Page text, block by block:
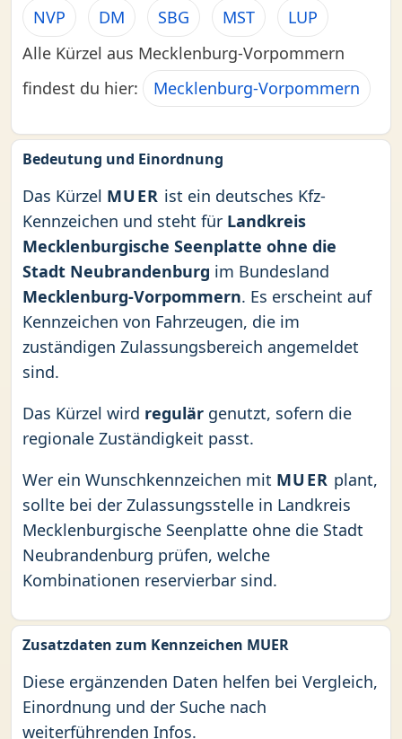
NVP DM SBG MST
LUP
Alle Kürzel aus Mecklenburg-Vorpommern
findest du hier:
Mecklenburg-Vorpommern
Bedeutung und Einordnung
Das Kürzel MUER ist ein deutsches Kfz-
Kennzeichen und steht für Landkreis
Mecklenburgische Seenplatte ohne die
Stadt Neubrandenburg im Bundesland
Mecklenburg-Vorpommern. Es erscheint auf
Kennzeichen von Fahrzeugen, die im
zuständigen Zulassungsbereich angemeldet
sind.
Das Kürzel wird regulär genutzt, sofern die
regionale Zuständigkeit passt.
Wer ein Wunschkennzeichen mit MUER plant,
sollte bei der Zulassungsstelle in Landkreis
Mecklenburgische Seenplatte ohne die Stadt
Neubrandenburg prüfen, welche
Kombinationen reservierbar sind.
Zusatzdaten zum Kennzeichen MUER
Diese ergänzenden Daten helfen bei Vergleich,
Einordnung und der Suche nach
weiterführenden Infos.